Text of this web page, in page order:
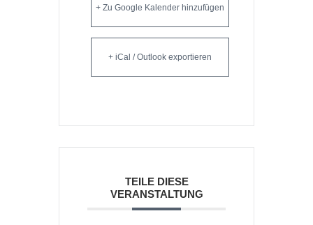
+ Zu Google Kalender hinzufügen
+ iCal / Outlook exportieren
TEILE DIESE
VERANSTALTUNG